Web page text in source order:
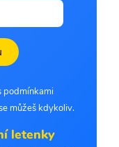
podmínkami
můžeš kdykoliv.
letenky